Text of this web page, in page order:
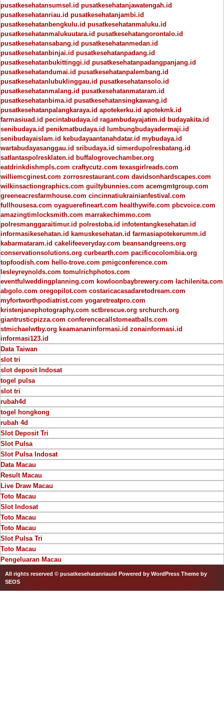
pusatkesehatansumsel.id pusatkesehatanjawatengah.id
pusatkesehatanriau.id pusatkesehatanjambi.id
pusatkesehatanbengkulu.id pusatkesehatanmaluku.id
pusatkesehatanmalukuutara.id pusatkesehatangorontalo.id
pusatkesehatansabang.id pusatkesehatanmedan.id
pusatkesehatanbinjai.id pusatkesehatanpadang.id
pusatkesehatanbukittinggi.id pusatkesehatanpadangpanjang.id
pusatkesehatandumai.id pusatkesehatanpalembang.id
pusatkesehatanlubuklinggau.id pusatkesehatansolo.id
pusatkesehatanmalang.id pusatkesehatanmataram.id
pusatkesehatanbima.id pusatkesehatansingkawang.id
pusatkesehatanpalangkaraya.id apotekerku.id apotekmk.id
farmasiuad.id pecintabudaya.id ragambudayajatim.id budayakita.id
senibudaya.id penikmatbudaya.id lumbungbudayadermaji.id
senibudayaislam.id kebudayaantanahdatar.id mybudaya.id
wartabudayasanggau.id sribudaya.id simerdupolresbatang.id
satlantaspolresklaten.id buffalogrovechamber.org
eatdrinkdishmpls.com craftycutz.com texasgirlreads.com
williemcginest.com zorrosrestaurant.com davidsonhardscapes.com
wilkinsactiongraphics.com guiltybunnies.com acemgmtgroup.com
greeneacresfarmhouse.com cincinnatiukrainianfestival.com
fullhousesa.com oyaguerefineart.com healthywife.com pbcvoice.com
amazingtimlocksmith.com marrakechimmo.com
polresmanggaraitimur.id polrestoba.id infotentangkesehatan.id
informasikesehatan.id kamuskesehatan.id farmasiapotekerumm.id
kabarmataram.id cakelifeeveryday.com beansandgreens.org
conservationsolutions.org curbearth.com pacificocolombia.org
topfoodish.com hello-trove.com pmigconference.com
lesleyreynolds.com tomulrichphotos.com
eventfulweddingplanning.com kowloonbaybrewery.com lachilenita.com
abgolo.com oregopilot.com costaricacasadaretodream.com
myfortworthpodiatrist.com yogaretreatpro.com
kristenjanephotography.com sctbrescue.org srchurch.org
giantrusticpizza.com conferencecallstomeatballs.com
stmichaelwtby.org keamananinformasi.id zonainformasi.id
informasi123.id
Data Taiwan
slot tri
slot deposit Indosat
togel pulsa
slot tri
rubah4d
togel hongkong
rubah 4d
Slot Deposit Tri
Slot Pulsa
Slot Pulsa Indosat
Data Macau
Result Macau
Live Draw Macau
Toto Macau
Slot Indosat
Toto Macau
Toto Macau
Slot Pulsa Tri
Toto Macau
Pengeluaran Macau
All rights reserved © pusatkesehatanriauid Powered by WordPress Theme by
SEOS